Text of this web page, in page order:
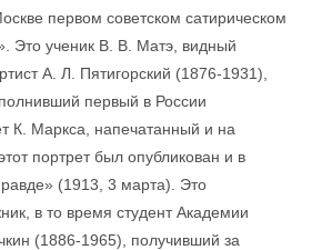
первом советском сатирическом
Это ученик В. В. Матэ, видный
А. Л. Пятигорский (1876-1931),
первый в России
К. Маркса, напечатанный и на
портрет был опубликован и в
(1913, 3 марта). Это
в то время студент Академии
(1886-1965), получивший за